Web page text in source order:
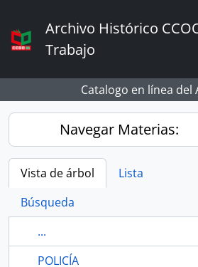
Archivo Histórico
Trabajo
Catalogo en línea del
Navegar Materias:
Vista de árbol
Lista
Búsqueda
...
POLICÍA